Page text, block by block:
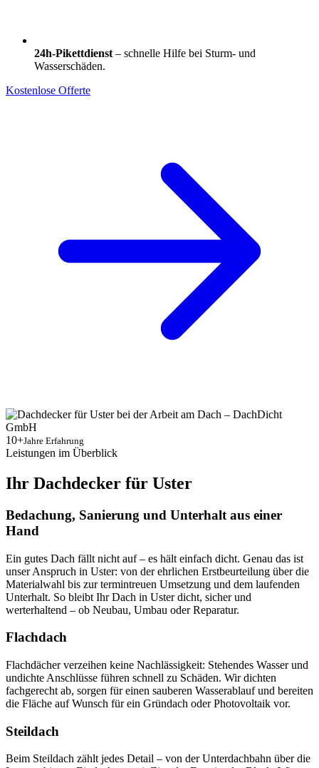
24h-Pikettdienst – schnelle Hilfe bei Sturm- und
Wasserschäden.
Kostenlose Offerte
10+Jahre Erfahrung
Leistungen im Überblick
Ihr Dachdecker für Uster
Bedachung, Sanierung und Unterhalt aus einer
Hand
Ein gutes Dach fällt nicht auf – es hält einfach dicht. Genau das ist
unser Anspruch in Uster: von der ehrlichen Erstbeurteilung über die
Materialwahl bis zur termintreuen Umsetzung und dem laufenden
Unterhalt. So bleibt Ihr Dach in Uster dicht, sicher und
werterhaltend – ob Neubau, Umbau oder Reparatur.
Flachdach
Flachdächer verzeihen keine Nachlässigkeit: Stehendes Wasser und
undichte Anschlüsse führen schnell zu Schäden. Wir dichten
fachgerecht ab, sorgen für einen sauberen Wasserablauf und bereiten
die Fläche auf Wunsch für ein Gründach oder Photovoltaik vor.
Steildach
Beim Steildach zählt jedes Detail – von der Unterdachbahn über die